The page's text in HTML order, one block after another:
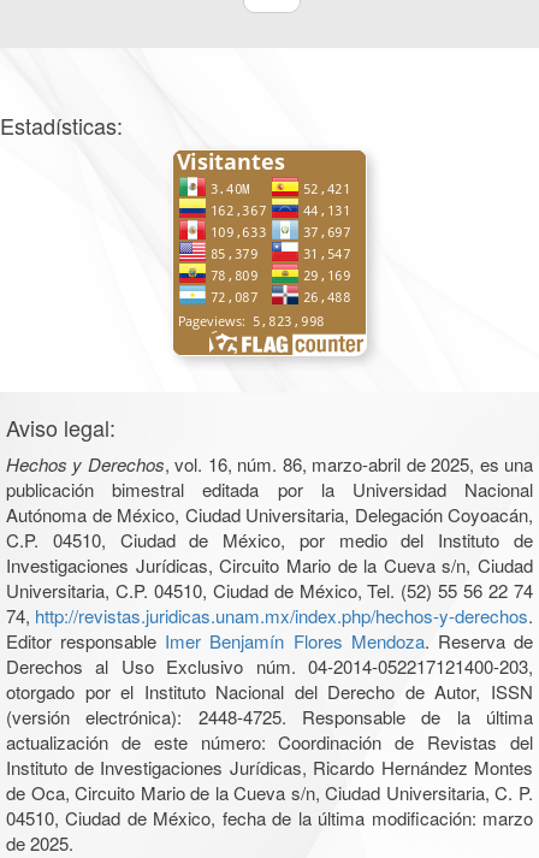
Estadísticas:
Aviso legal:
Hechos y Derechos, vol. 16, núm. 86, marzo-abril de 2025, es una
publicación bimestral editada por la Universidad Nacional
Autónoma de México, Ciudad Universitaria, Delegación Coyoacán,
C.P. 04510, Ciudad de México, por medio del Instituto de
Investigaciones Jurídicas, Circuito Mario de la Cueva s/n, Ciudad
Universitaria, C.P. 04510, Ciudad de México, Tel. (52) 55 56 22 74
74, http://revistas.juridicas.unam.mx/index.php/hechos-y-derechos.
Editor responsable Imer Benjamín Flores Mendoza. Reserva de
Derechos al Uso Exclusivo núm. 04-2014-052217121400-203,
otorgado por el Instituto Nacional del Derecho de Autor, ISSN
(versión electrónica): 2448-4725. Responsable de la última
actualización de este número: Coordinación de Revistas del
Instituto de Investigaciones Jurídicas, Ricardo Hernández Montes
de Oca, Circuito Mario de la Cueva s/n, Ciudad Universitaria, C. P.
04510, Ciudad de México, fecha de la última modificación: marzo
de 2025.